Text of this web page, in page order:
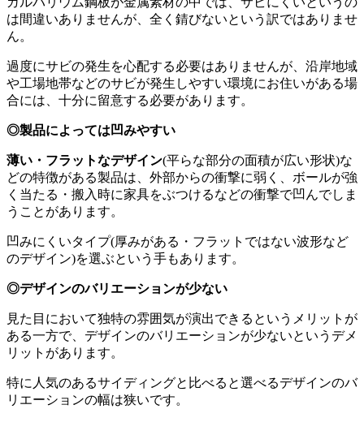
は間違いありませんが、全く錆びないという訳ではありませ
ん。
過度にサビの発生を心配する必要はありませんが、沿岸地域
や工場地帯などのサビが発生しやすい環境にお住いがある場
合には、十分に留意する必要があります。
◎製品によっては凹みやすい
薄い・フラットなデザイン(平らな部分の面積が広い形状)な
どの特徴がある製品は、外部からの衝撃に弱く、ボールが強
く当たる・搬入時に家具をぶつけるなどの衝撃で凹んでしま
うことがあります。
凹みにくいタイプ(厚みがある・フラットではない波形など
のデザイン)を選ぶという手もあります。
◎デザインのバリエーションが少ない
見た目において独特の雰囲気が演出できるというメリットが
ある一方で、デザインのバリエーションが少ないというデメ
リットがあります。
特に人気のあるサイディングと比べると選べるデザインのバ
リエーションの幅は狭いです。